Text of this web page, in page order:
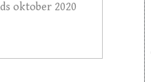
oktober 2020